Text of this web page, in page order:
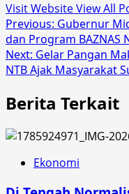
Visit WebsiteView All
Post
navigation
Previous: Gubernur
dan Program BAZNAS
Next: Gelar Pangan
NTB Ajak Masyarakat
Berita Terkait
Ekonomi